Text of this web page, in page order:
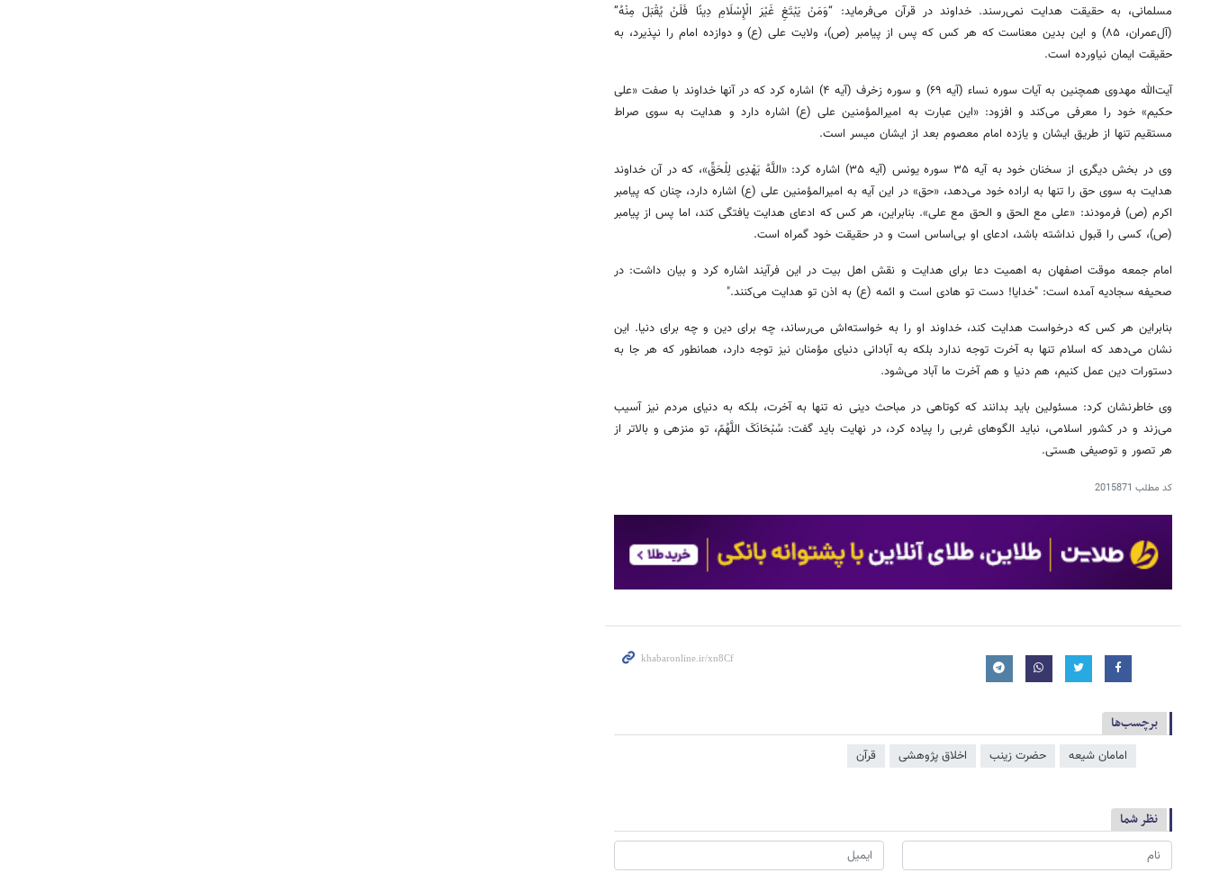
مسلمانی، به حقیقت هدایت نمی‌رسند. خداوند در قرآن می‌فرماید: “وَمَنْ یَبْتَغِ غَیْرَ الْإِسْلَامِ دِینًا فَلَنْ یُقْبَلَ مِنْهُ”
(آل‌عمران، ۸۵) و این بدین معناست که هر کس که پس از پیامبر (ص)، ولایت علی (ع) و دوازده امام را نپذیرد، به
حقیقت ایمان نیاورده است.
آیت‌الله مهدوی همچنین به آیات سوره نساء (آیه ۶۹) و سوره زخرف (آیه ۴) اشاره کرد که در آنها خداوند با صفت «علی
حکیم» خود را معرفی می‌کند و افزود: «این عبارت به امیرالمؤمنین علی (ع) اشاره دارد و هدایت به سوی صراط
مستقیم تنها از طریق ایشان و یازده امام معصوم بعد از ایشان میسر است.
وی در بخش دیگری از سخنان خود به آیه ۳۵ سوره یونس (آیه ۳۵) اشاره کرد: «اللَّهُ یَهْدِی لِلْحَقِّ»، که در آن خداوند
هدایت به سوی حق را تنها به اراده خود می‌دهد، «حق» در این آیه به امیرالمؤمنین علی (ع) اشاره دارد، چنان که پیامبر
اکرم (ص) فرمودند: «علی مع الحق و الحق مع علی». بنابراین، هر کس که ادعای هدایت یافتگی کند، اما پس از پیامبر
(ص)، کسی را قبول نداشته باشد، ادعای او بی‌اساس است و در حقیقت خود گمراه است.
امام جمعه موقت اصفهان‌ به اهمیت دعا برای هدایت و نقش اهل بیت در این فرآیند اشاره کرد و بیان داشت: در
صحیفه سجادیه آمده است: "خدایا! دست تو هادی است و ائمه (ع) به اذن تو هدایت می‌کنند."
بنابراین هر کس که درخواست هدایت کند، خداوند او را به خواسته‌اش می‌رساند، چه برای دین و چه برای دنیا. این
نشان می‌دهد که اسلام تنها به آخرت توجه ندارد بلکه به آبادانی دنیای مؤمنان نیز توجه دارد، همانطور که هر جا به
دستورات دین عمل کنیم، هم دنیا و هم آخرت ما آباد می‌شود.
وی خاطرنشان کرد: مسئولین باید بدانند که کوتاهی در مباحث دینی نه تنها به آخرت، بلکه به دنیای مردم نیز آسیب
می‌زند و در کشور اسلامی، نباید الگوهای غربی را پیاده کرد، در نهایت باید گفت: سُبْحَانَکَ اللَّهُمّ، تو منزهی و بالاتر از
هر تصور و توصیفی هستی.
کد مطلب 2015871
برچسب‌ها
امامان شیعه حضرت زینب اخلاق پژوهشی قرآن
نظر شما